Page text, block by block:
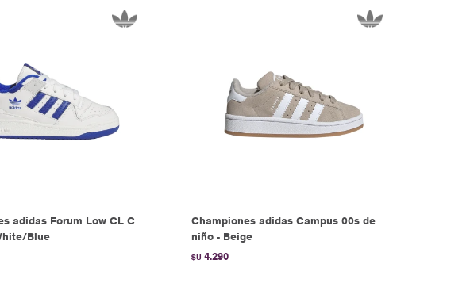
adidas Forum Low CL C
Blue
Championes adidas Campus 00s de
niño - Beige
$U 4.290